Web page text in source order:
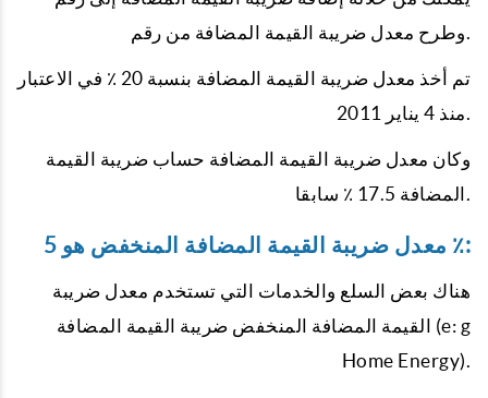
وطرح معدل ضريبة القيمة المضافة من رقم.
تم أخذ معدل ضريبة القيمة المضافة بنسبة 20 ٪ في الاعتبار
منذ 4 يناير 2011.
وكان معدل ضريبة القيمة المضافة حساب ضريبة القيمة
المضافة 17.5 ٪ سابقا.
معدل ضريبة القيمة المضافة المنخفض هو 5 ٪:
هناك بعض السلع والخدمات التي تستخدم معدل ضريبة
القيمة المضافة المنخفض ضريبة القيمة المضافة (e: g
Home Energy).